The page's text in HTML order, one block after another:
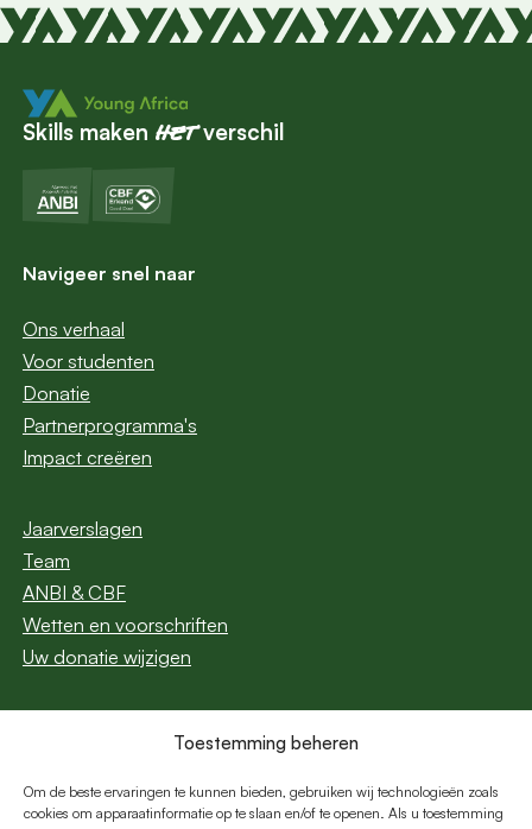
Toestemming beheren
Om de beste ervaringen te kunnen bieden, gebruiken wij technologieën zoals
cookies om apparaatinformatie op te slaan en/of te openen. Als u toestemming
Skills maken hetverschil
Navigeer snel naar
Ons verhaal
Voor studenten
Donatie
Partnerprogramma's
Impact creëren
Jaarverslagen
Team
ANBI & CBF
Wetten en voorschriften
Uw donatie wijzigen
Abonneer u op onze nieuwsbrief